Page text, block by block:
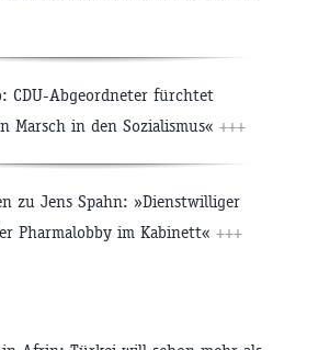
CDU-Abgeordneter fürchtet
Marsch in den Sozialismus« +++
zu Jens Spahn: »Dienstwilliger
Pharmalobby im Kabinett« +++